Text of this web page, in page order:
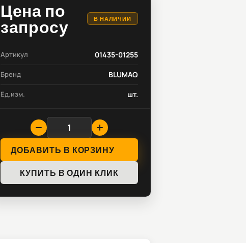
Цена по
запросу
В НАЛИЧИИ
Артикул 01435-01255
Бренд BLUMAQ
Ед.изм. шт.
ДОБАВИТЬ В КОРЗИНУ
КУПИТЬ В ОДИН КЛИК